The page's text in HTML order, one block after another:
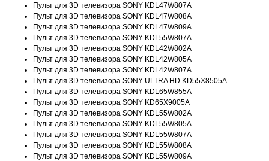
Пульт для 3D телевизора SONY KDL47W807A
Пульт для 3D телевизора SONY KDL47W808A
Пульт для 3D телевизора SONY KDL47W809A
Пульт для 3D телевизора SONY KDL55W807A
Пульт для 3D телевизора SONY KDL42W802A
Пульт для 3D телевизора SONY KDL42W805A
Пульт для 3D телевизора SONY KDL42W807A
Пульт для 3D телевизора SONY ULTRA HD KD55X8505A
Пульт для 3D телевизора SONY KDL65W855A
Пульт для 3D телевизора SONY KD65X9005A
Пульт для 3D телевизора SONY KDL55W802A
Пульт для 3D телевизора SONY KDL55W805A
Пульт для 3D телевизора SONY KDL55W807A
Пульт для 3D телевизора SONY KDL55W808A
Пульт для 3D телевизора SONY KDL55W809A